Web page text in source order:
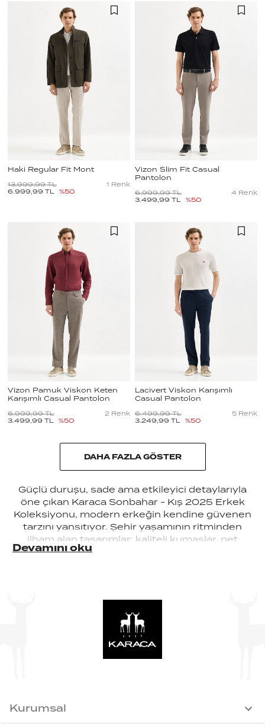
Haki Regular Fit Mont
13.999,99 TL
6.999,99 TL %50
1 Renk
Vizon Slim Fit Casual
Pantolon
6.999,99 TL
3.499,99 TL %50
4 Renk
Vizon Pamuk Viskon Keten
Karışımlı Casual Pantolon
6.999,99 TL
3.499,99 TL %50
2 Renk
Lacivert Viskon Karışımlı
Casual Pantolon
6.499,99 TL
3.249,99 TL %50
5 Renk
DAHA FAZLA GÖSTER
Güçlü duruşu, sade ama etkileyici detaylarıyla
öne çıkan Karaca Sonbahar - Kış 2025 Erkek
Koleksiyonu, modern erkeğin kendine güvenen
tarzını yansıtıyor. Şehir yaşamının ritminden
ilham alan tasarımlar; kaliteli kumaşlar, net
hatlar ve zamansız bir durulukla
veriyor.
Devamını oku
Kurumsal